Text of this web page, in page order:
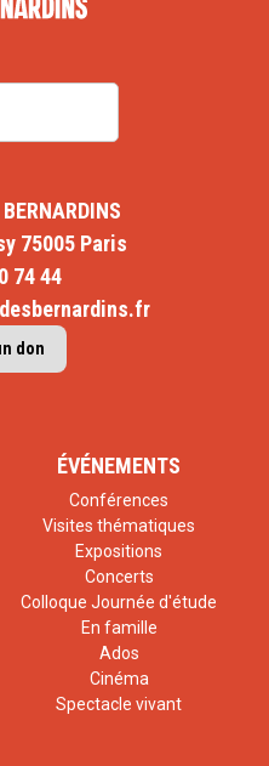
75005 Paris
74 44
don
ÉVÉNEMENTS
Conférences
Visites thématiques
Expositions
Concerts
Colloque Journée d'étude
En famille
Ados
Cinéma
Spectacle vivant